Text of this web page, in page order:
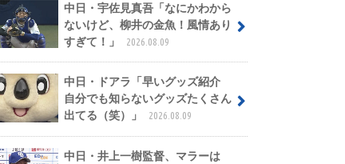
中日・宇佐見真吾「なにかわから
ないけど、柳井の金魚！風情あり
すぎて！」
2026.08.09
中日・ドアラ「早いグッズ紹介
自分でも知らないグッズたくさん
出てる（笑）」
2026.08.09
中日・井上一樹監督、マラーは